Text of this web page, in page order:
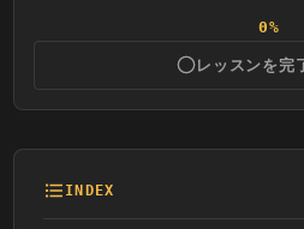
0%
レッスンを完
INDEX